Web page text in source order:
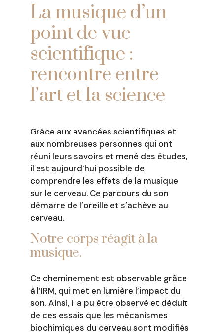
La musique d’un
point de vue
scientifique :
rencontre entre
l’art et la science
Grâce aux avancées scientifiques et
aux nombreuses personnes qui ont
réuni leurs savoirs et mené des études,
il est aujourd’hui possible de
comprendre les effets de la musique
sur le cerveau. Ce parcours du son
démarre de l’oreille et s’achève au
cerveau.
Notre corps réagit à la
musique.
Ce cheminement est observable grâce
à l’IRM, qui met en lumière l’impact du
son. Ainsi, il a pu être observé et déduit
de ces essais que les mécanismes
biochimiques du cerveau sont modifiés